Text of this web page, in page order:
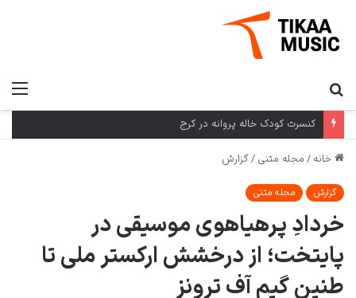
برای
کنسرت کودک خاله پروانه در کرج
خانه / مجله متنی /گزارش
گزارش مجله متنی
خردادِ پرهیاهوی موسیقی در
پایتخت؛ از درخشش ارکستر ملی تا
طنین گیم آف ترونز